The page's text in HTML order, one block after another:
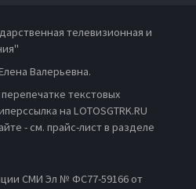
телевизионная и
Валерьевна.
текстовых
на LOTOSGTRK.RU
- см. прайс-лист в разделе
СМИ Эл № ФС77-59166 от